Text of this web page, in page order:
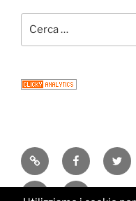
Consigli
di
lettura
Facebook
ResearchEditorial